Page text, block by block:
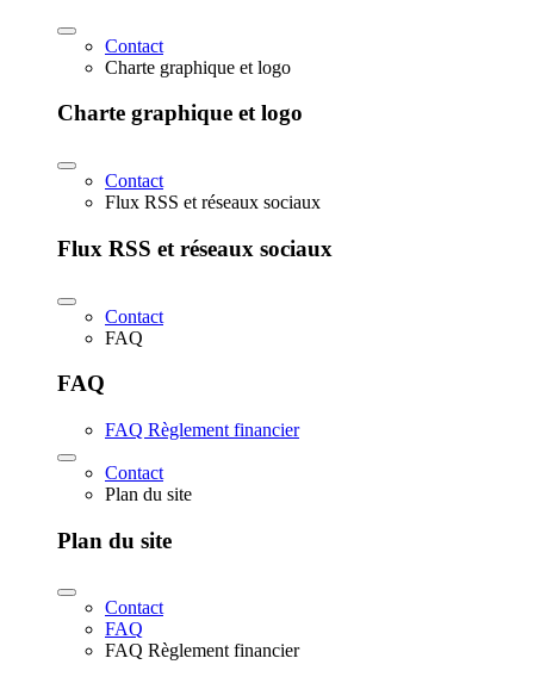
Contact
Charte graphique et logo
Charte graphique et logo
Contact
Flux RSS et réseaux sociaux
Flux RSS et réseaux sociaux
Contact
FAQ
FAQ
FAQ Règlement financier
Contact
Plan du site
Plan du site
Contact
FAQ
FAQ Règlement financier